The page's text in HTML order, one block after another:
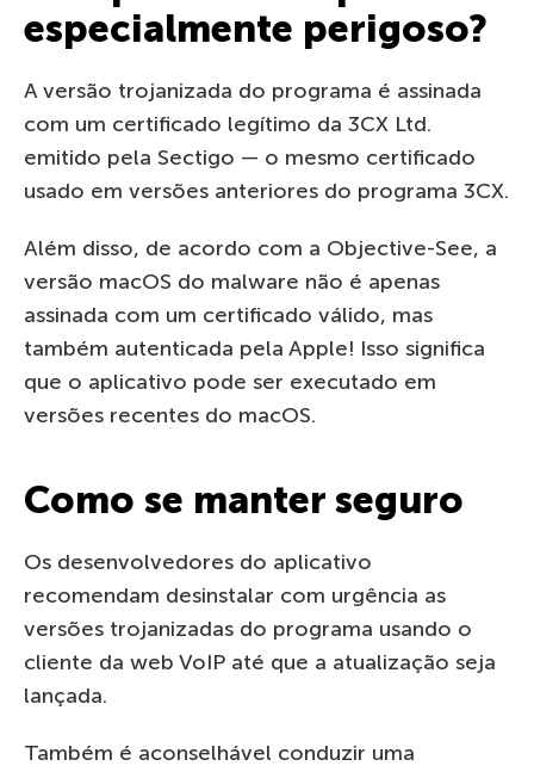
especialmente perigoso?
A versão trojanizada do programa é assinada
com um certificado legítimo da 3CX Ltd.
emitido pela Sectigo — o mesmo certificado
usado em versões anteriores do programa 3CX.
Além disso, de acordo com a Objective-See, a
versão macOS do malware não é apenas
assinada com um certificado válido, mas
também autenticada pela Apple! Isso significa
que o aplicativo pode ser executado em
versões recentes do macOS.
Como se manter seguro
Os desenvolvedores do aplicativo
recomendam desinstalar com urgência as
versões trojanizadas do programa usando o
cliente da web VoIP até que a atualização seja
lançada.
Também é aconselhável conduzir uma